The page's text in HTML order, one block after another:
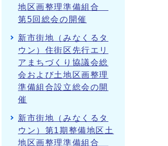
地区画整理準備組合
第5回総会の開催
新市街地（みなくるタ
ウン）住街区先行エリ
アまちづくり協議会総
会および土地区画整理
準備組合設立総会の開
催
新市街地（みなくるタ
ウン）第1期整備地区土
地区画整理準備組合